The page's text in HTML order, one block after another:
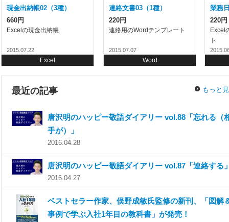
現金出納帳02（3種）
660円
Excelの現金出納帳
2015.07.22
Excel
連絡文書03（1種）
220円
連絡用のWordテンプレート
2015.07.07
Word
業務
220円
Excel
ト
最近の記事 もっと
唐沢明のハッピー敬語ダイアリー vol.88「忘れる（
手が）」
2016.04.28
唐沢明のハッピー敬語ダイアリー vol.87「連絡する
2016.04.27
ベストセラー作家、俣野成敏氏監修の新刊、「図解
事例で学ぶ入社1年目の教科書」が発売！